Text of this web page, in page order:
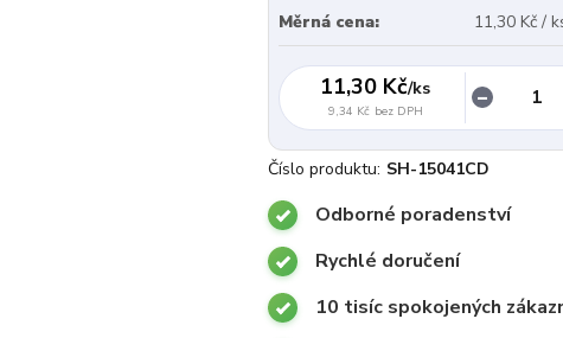
Měrná cena:
11,30 Kč /
11,30 Kč/ks
9,34 Kč bez DPH
Číslo produktu: SH-15041CD
Odborné poradenství
Rychlé doručení
10 tisíc spokojených